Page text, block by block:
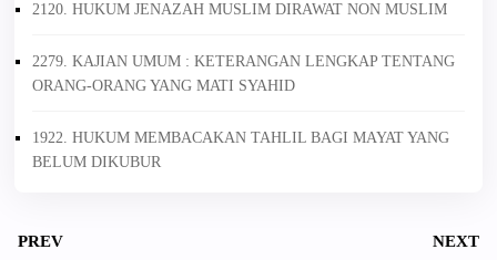
2120. HUKUM JENAZAH MUSLIM DIRAWAT NON MUSLIM
2279. KAJIAN UMUM : KETERANGAN LENGKAP TENTANG
ORANG-ORANG YANG MATI SYAHID
1922. HUKUM MEMBACAKAN TAHLIL BAGI MAYAT YANG
BELUM DIKUBUR
PREV NEXT